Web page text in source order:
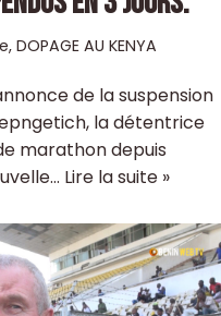
, DOPAGE AU KENYA
de la suspension
la détentrice
marathon depuis
Lire la suite »